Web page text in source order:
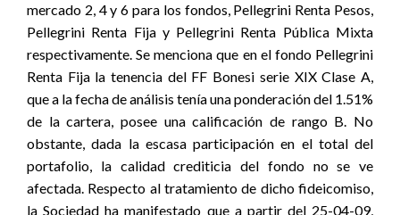
mercado 2, 4 y 6 para los fondos, Pellegrini Renta Pesos,
Pellegrini Renta Fija y Pellegrini Renta Pública Mixta
respectivamente. Se menciona que en el fondo Pellegrini
Renta Fija la tenencia del FF Bonesi serie XIX Clase A,
que a la fecha de análisis tenía una ponderación del 1.51%
de la cartera, posee una calificación de rango B. No
obstante, dada la escasa participación en el total del
portafolio, la calidad crediticia del fondo no se ve
afectada. Respecto al tratamiento de dicho fideicomiso,
la Sociedad ha manifestado que a partir del 25-04-09,